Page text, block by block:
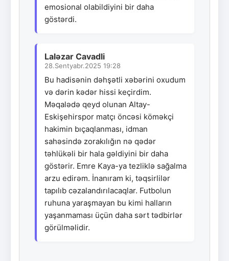
emosional olabildiyini bir daha
göstərdi.
Laləzar Cavadli
28.Sentyabr.2025 19:28
Bu hadisənin dəhşətli xəbərini oxudum
və dərin kədər hissi keçirdim.
Məqalədə qeyd olunan Altay-
Eskişehirspor matçı öncəsi köməkçi
hakimin bıçaqlanması, idman
sahəsində zorakılığın nə qədər
təhlükəli bir hala gəldiyini bir daha
göstərir. Emre Kaya-ya tezliklə sağalma
arzu edirəm. İnanıram ki, təqsirlilər
tapılıb cəzalandırılacaqlar. Futbolun
ruhuna yaraşmayan bu kimi halların
yaşanmaması üçün daha sərt tədbirlər
görülməlidir.